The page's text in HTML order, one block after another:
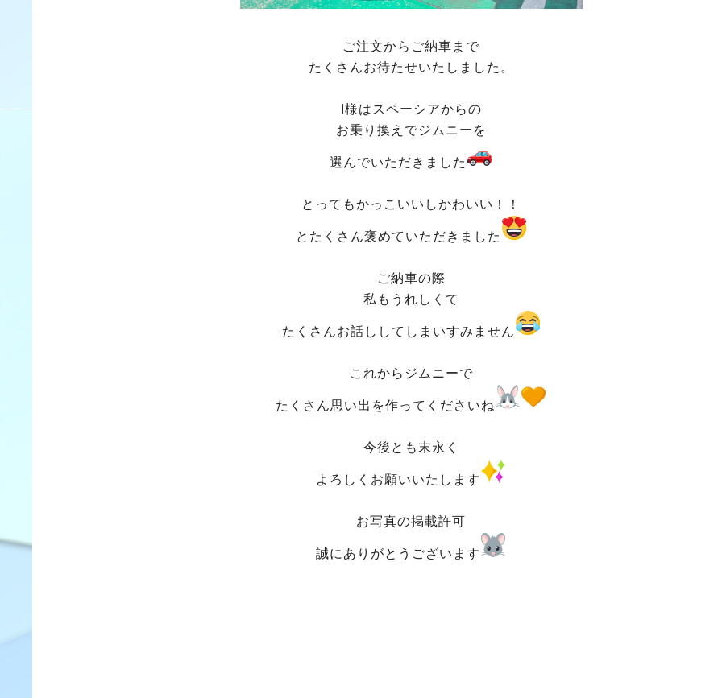
ご注文からご納車まで
たくさんお待たせいたしました。
I様はスペーシアからの
お乗り換えでジムニーを
選んでいただきました
とってもかっこいいしかわいい！！
とたくさん褒めていただきました
ご納車の際
私もうれしくて
たくさんお話ししてしまいすみません
これからジムニーで
たくさん思い出を作ってくださいね
今後とも末永く
よろしくお願いいたします
お写真の掲載許可
誠にありがとうございます